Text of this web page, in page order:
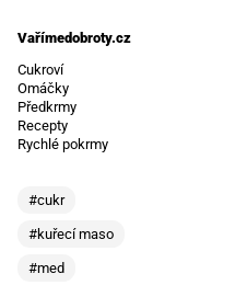
Vařímedobroty.cz
Cukroví
Omáčky
Předkrmy
Recepty
Rychlé pokrmy
#cukr
#kuřecí maso
#med